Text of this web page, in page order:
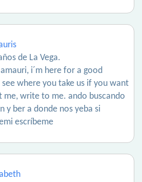
de La Vega.
amauri, i´m here for a good
where you take us if you want
write to me. ando buscando
y ber a donde nos yeba si
escríbeme